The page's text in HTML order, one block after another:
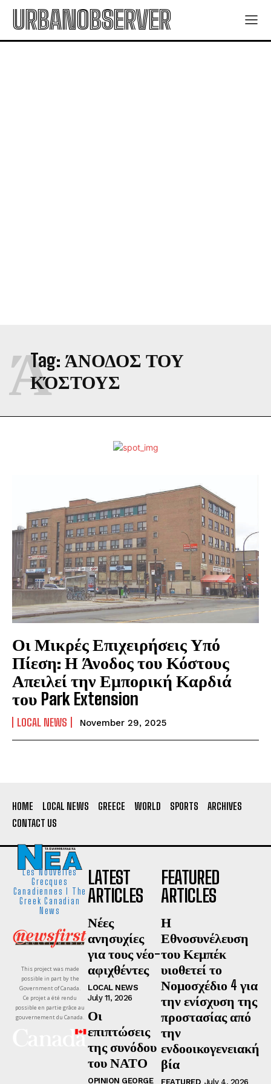
URBANOBSERVER
Tag: ΆΝΟΔΟΣ ΤΟΥ
ΚΌΣΤΟΥΣ
Ά
Οι Μικρές Επιχειρήσεις Υπό
Πίεση: Η Άνοδος του Κόστους
Απειλεί την Εμπορική Καρδιά
του Park Extension
LOCAL NEWS November 29, 2025
HOME LOCAL NEWS GREECE WORLD SPORTS
ARCHIVES
CONTACT US
Les Nouvelles
Grecques
Canadiennes I The
Greek Canadian
News
This project was made
possible in part by the
Government of Canada.
Ce projet a été rendu
possible en partie grâce au
gouvernement du Canada.
LATEST
ARTICLES
Νέες
ανησυχίες
για τους νέο-
αφιχθέντες
LOCAL NEWS
July 11, 2026
Οι
επιπτώσεις
της συνόδου
του ΝΑΤΟ
OPINION GEORGE
FEATURED
ARTICLES
Η
Εθνοσυνέλευση
του Κεμπέκ
υιοθετεί το
Νομοσχέδιο 4 για
την ενίσχυση της
προστασίας από
την
ενδοοικογενειακή
βία
FEATURED July 4, 2026